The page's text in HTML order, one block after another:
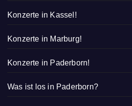
Konzerte in Kassel!
Konzerte in Marburg!
Konzerte in Paderborn!
Was ist los in Paderborn?